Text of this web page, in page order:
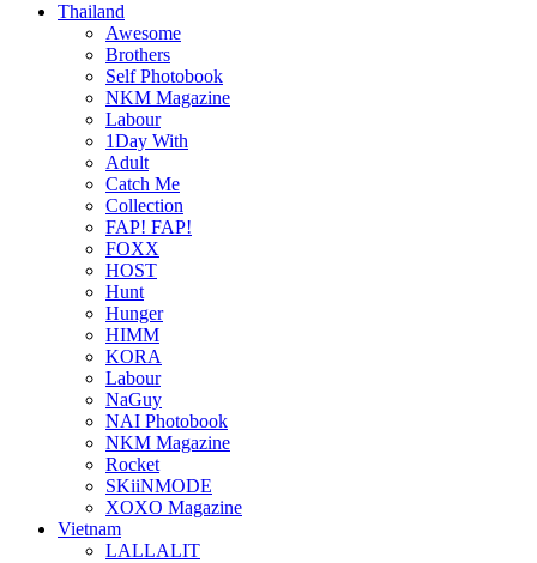
Thailand
Awesome
Brothers
Self Photobook
NKM Magazine
Labour
1Day With
Adult
Catch Me
Collection
FAP! FAP!
FOXX
HOST
Hunt
Hunger
HIMM
KORA
Labour
NaGuy
NAI Photobook
NKM Magazine
Rocket
SKiiNMODE
XOXO Magazine
Vietnam
LALLALIT